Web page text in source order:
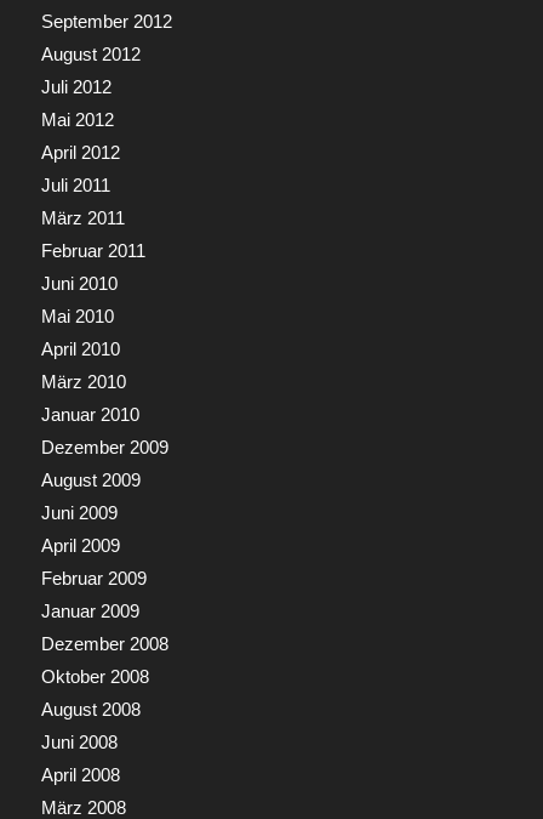
September 2012
August 2012
Juli 2012
Mai 2012
April 2012
Juli 2011
März 2011
Februar 2011
Juni 2010
Mai 2010
April 2010
März 2010
Januar 2010
Dezember 2009
August 2009
Juni 2009
April 2009
Februar 2009
Januar 2009
Dezember 2008
Oktober 2008
August 2008
Juni 2008
April 2008
März 2008